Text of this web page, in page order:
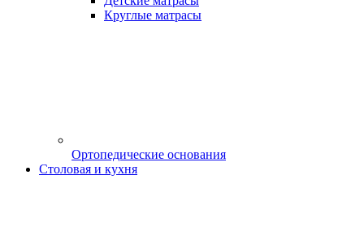
Круглые матрасы
Ортопедические основания
Столовая и кухня